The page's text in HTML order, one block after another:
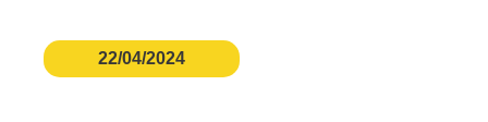
22/04/2024